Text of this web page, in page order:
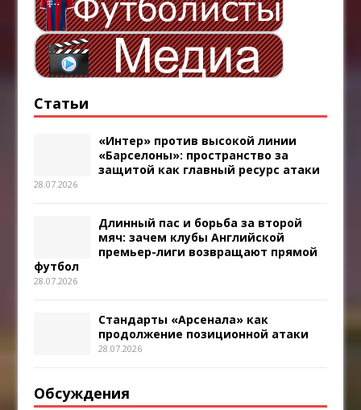
Статьи
«Интер» против высокой линии
«Барселоны»: пространство за
защитой как главный ресурс атаки
28.07.2026
Длинный пас и борьба за второй
мяч: зачем клубы Английской
премьер-лиги возвращают прямой
футбол
28.07.2026
Стандарты «Арсенала» как
продолжение позиционной атаки
28.07.2026
Обсуждения